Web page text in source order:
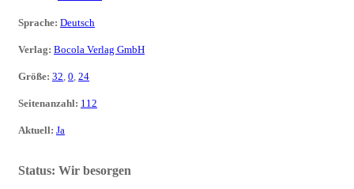
Sprache: Deutsch
Verlag: Bocola Verlag GmbH
Größe: 32, 0, 24
Seitenanzahl: 112
Aktuell: Ja
Status: Wir besorgen